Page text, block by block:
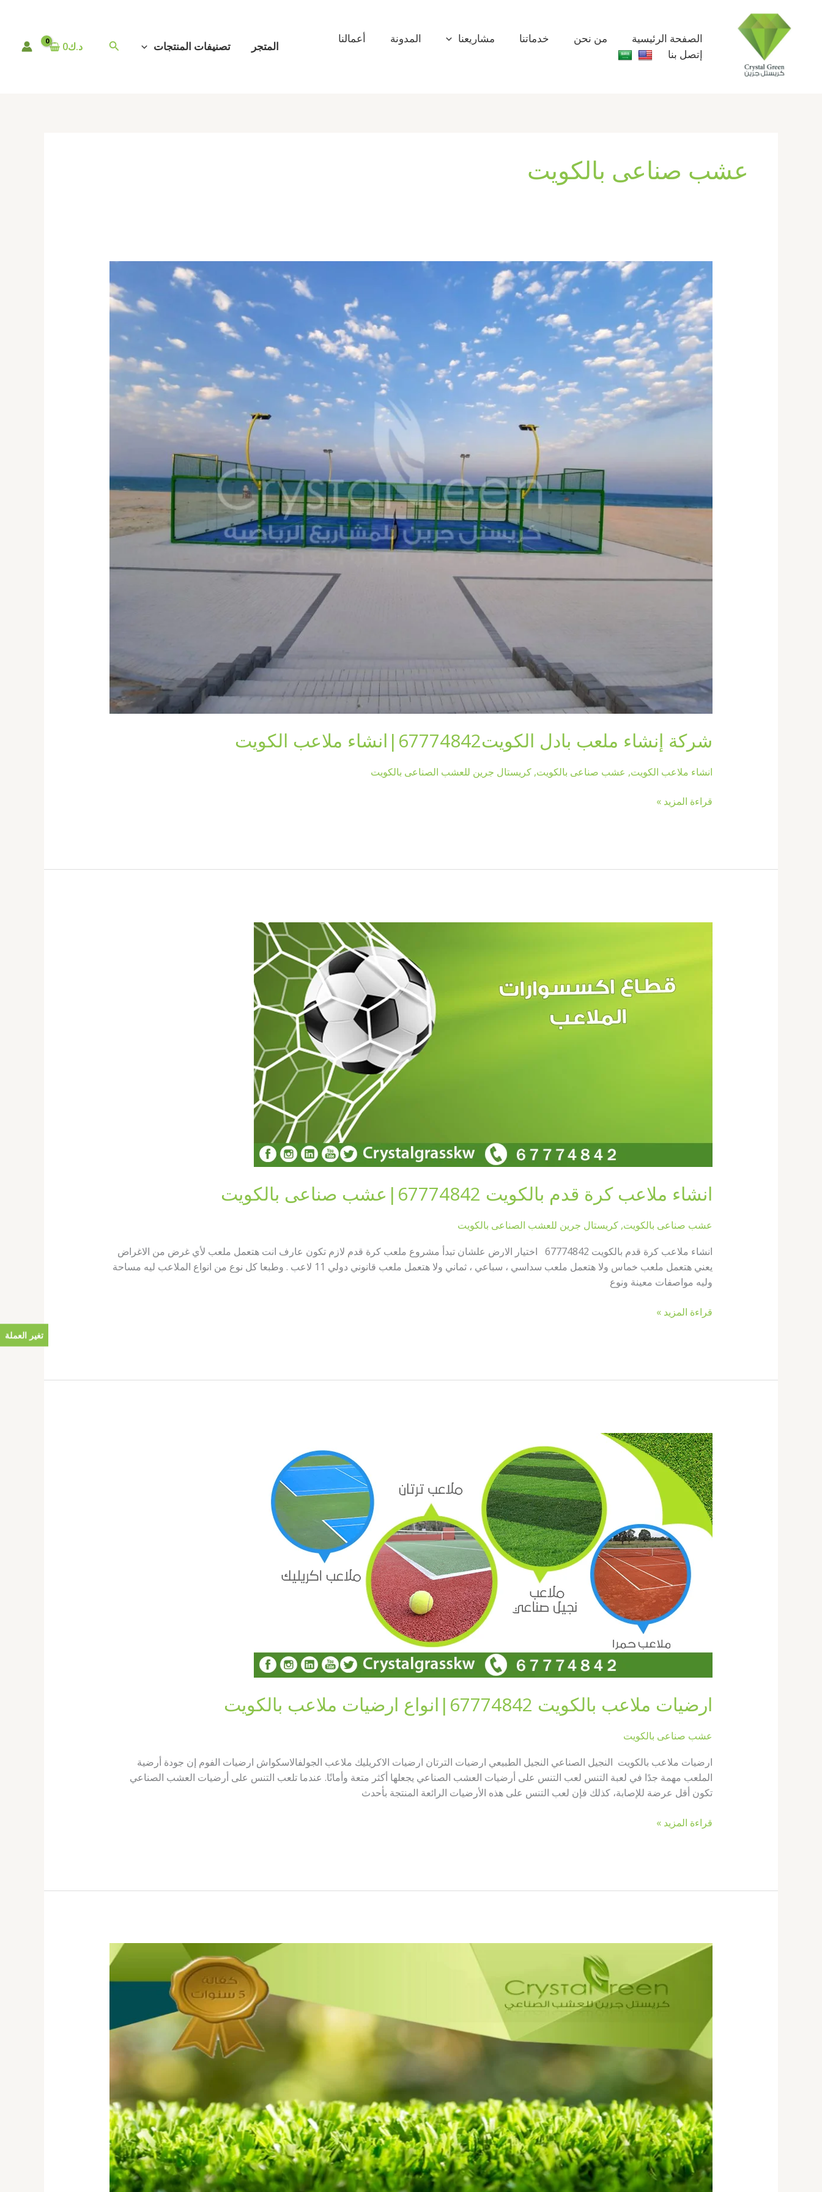
الصفحة الرئيسية من نحن خدماتنا مشاريعنا المدونة
أعمالنا
إتصل بنا
المتجر تصنيفات المنتجات البحث د.ك0
عشب صناعى بالكويت
شركة إنشاء ملعب بادل الكويت67774842|انشاء ملاعب الكويت
انشاء ملاعب الكويت, عشب صناعى بالكويت, كريستال جرين للعشب الصناعى بالكويت
شركة
إنشاء
ملعب
بادل
الكويت67774842|
انشاء
ملاعب
الكويت
قراءة المزيد »
انشاء ملاعب كرة قدم بالكويت 67774842|عشب صناعى بالكويت
عشب صناعى بالكويت, كريستال جرين للعشب الصناعى بالكويت
انشاء ملاعب كرة قدم بالكويت 67774842 اختيار الارض علشان تبدأ مشروع ملعب كرة قدم لازم تكون عارف انت هتعمل ملعب لأي غرض من الاغراض
يعني هتعمل ملعب خماس ولا هتعمل ملعب سداسي ، سباعي ، ثماني ولا هتعمل ملعب قانوني دولي 11 لاعب . وطبعا كل نوع من انواع الملاعب ليه مساحة
وليه مواصفات معينة ونوع
قراءة المزيد »
ارضيات ملاعب بالكويت 67774842|انواع ارضيات ملاعب بالكويت
عشب صناعى بالكويت
ارضيات ملاعب بالكويت النجيل الصناعي النجيل الطبيعي ارضيات الترتان ارضيات الاكريليك ملاعب الجولفالاسكواش ارضيات الفوم إن جودة أرضية
الملعب مهمة جدًا في لعبة التنس لعب التنس على أرضيات العشب الصناعي يجعلها أكثر متعة وأمانًا. عندما تلعب التنس على أرضيات العشب الصناعي
تكون أقل عرضة للإصابة، كذلك فإن لعب التنس على هذه الأرضيات الرائعة المنتجة بأحدث
ارضيات
ملاعب
بالكويت
انواع
ارضيات
ملاعب
بالكويت
قراءة المزيد »
عشب
67774842|
العشب
الصناعي
تغير العملة